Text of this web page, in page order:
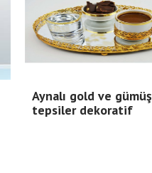
Aynalı gold ve gümüş
tepsiler dekoratif